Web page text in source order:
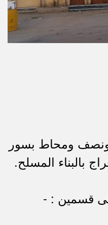
ومحاط بسور
بالبناء المسلح.
قسمين : -